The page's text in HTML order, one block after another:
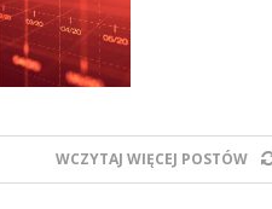
WCZYTAJ WIĘCEJ POSTÓW